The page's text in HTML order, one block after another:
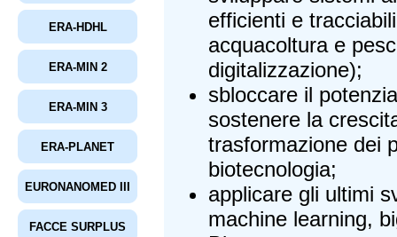
ERA-HDHL
ERA-MIN 2
ERA-MIN 3
ERA-PLANET
EURONANOMED III
FACCE SURPLUS
efficienti e
acquacoltura e
digitalizzazione);
sbloccare il
sostenere la
trasformazione dei
biotecnologia;
applicare gli ultimi
machine learning,